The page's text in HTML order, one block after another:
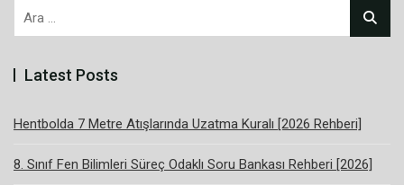
Arama:
Latest Posts
Hentbolda 7 Metre Atışlarında Uzatma Kuralı [2026 Rehberi]
8. Sınıf Fen Bilimleri Süreç Odaklı Soru Bankası Rehberi [2026]